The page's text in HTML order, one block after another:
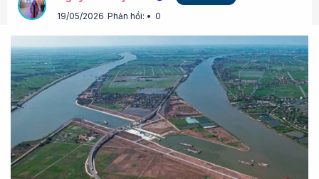
19/05/2026 Phản hồi: 0